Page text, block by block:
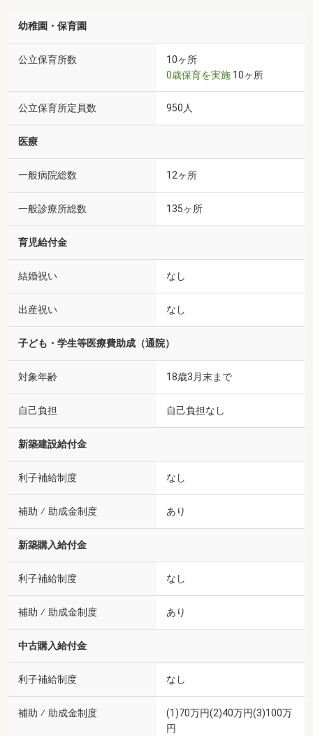
幼稚園・保育園
公立保育所数
10ヶ所
0歳保育を実施 10ヶ所
公立保育所定員数 950人
医療
一般病院総数 12ヶ所
一般診療所総数 135ヶ所
育児給付金
結婚祝い なし
出産祝い なし
子ども・学生等医療費助成（通院）
対象年齢 18歳3月末まで
自己負担 自己負担なし
新築建設給付金
利子補給制度 なし
補助 ⁄ 助成金制度 あり
新築購入給付金
利子補給制度 なし
補助 ⁄ 助成金制度 あり
中古購入給付金
利子補給制度 なし
補助 ⁄ 助成金制度
(1)70万円(2)40万円(3)100万
円